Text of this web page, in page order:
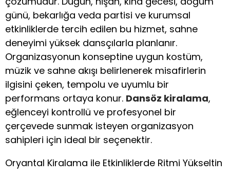
günü, bekarlığa veda partisi ve kurumsal
etkinliklerde tercih edilen bu hizmet, sahne
deneyimi yüksek dansçılarla planlanır.
Organizasyonun konseptine uygun kostüm,
müzik ve sahne akışı belirlenerek misafirlerin
ilgisini çeken, tempolu ve uyumlu bir
performans ortaya konur. Dansöz kiralama,
eğlenceyi kontrollü ve profesyonel bir
çerçevede sunmak isteyen organizasyon
sahipleri için ideal bir seçenektir.
Oryantal Kiralama ile Etkinliklerde Ritmi Yükseltin